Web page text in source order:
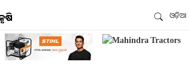
ଓଡ଼ିଆ